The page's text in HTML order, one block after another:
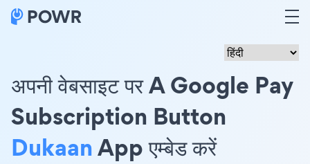
अपनी वेबसाइट पर A Google Pay
Subscription Button
DukaanApp एम्बेड करें